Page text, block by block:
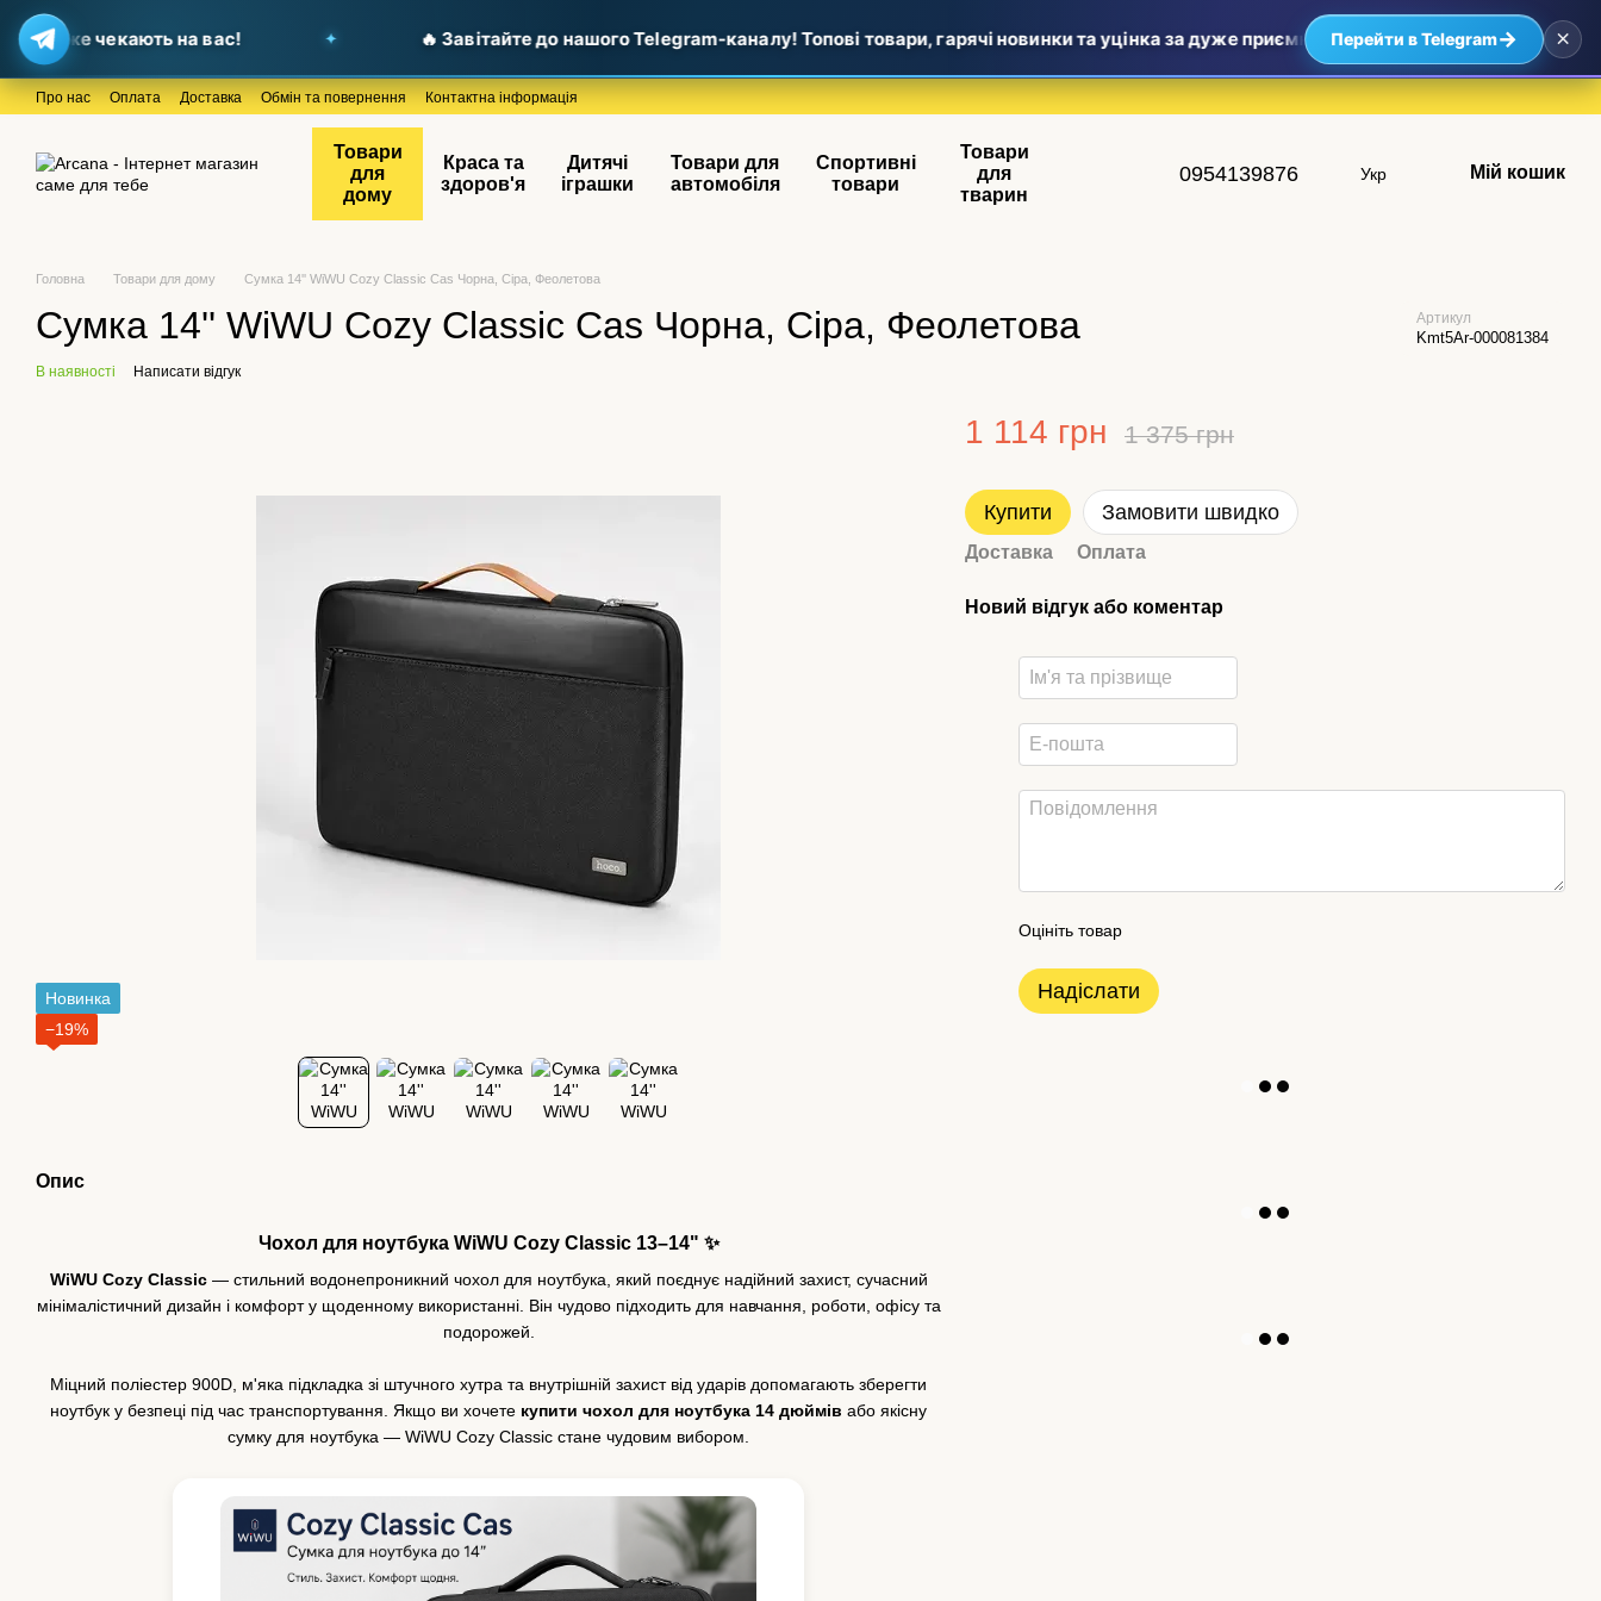
вже чекають на вас! 🔥 Завітайте до нашого Telegram-каналу! Топові товари, гарячі новинки та уцінка за дуже приємними цінами — найвигідніші
Перейти в Telegram→ ×
Перейти до основного контенту
Про нас Оплата Доставка Обмін та повернення Контактна інформація
Товари
для
дому
Краса та
здоров'я
Дитячі
іграшки
Товари для
автомобіля
Спортивні
товари
Товари
для
тварин
0954139876 Укр Мій кошик
Головна Товари для дому Сумка 14'' WiWU Cozy Classic Cas Чорна, Сіра, Феолетова
Сумка 14'' WiWU Cozy Classic Cas Чорна, Сіра, Феолетова Артикул
Kmt5Ar-000081384
В наявності Написати відгук
Новинка
−19%
Опис
Чохол для ноутбука WiWU Cozy Classic 13–14" ✨
WiWU Cozy Classic— стильний водонепроникний чохол для ноутбука, який поєднує надійний захист, сучасний
мінімалістичний дизайн і комфорт у щоденному використанні. Він чудово підходить для навчання, роботи, офісу та
подорожей.
Міцний поліестер 900D, м'яка підкладка зі штучного хутра та внутрішній захист від ударів допомагають зберегти
ноутбук у безпеці під час транспортування. Якщо ви хочете купити чохол для ноутбука 14 дюймів або якісну
сумку для ноутбука — WiWU Cozy Classic стане чудовим вибором.
1 114 грн 1 375 грн
Купити Замовити швидко
Доставка Оплата
Новий відгук або коментар
Оцініть товар
Надіслати